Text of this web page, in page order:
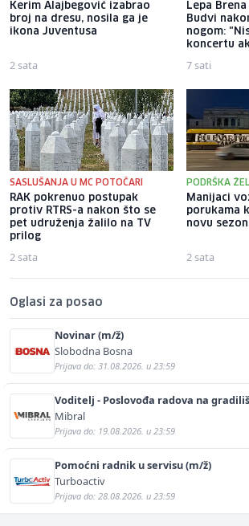
Kerim Alajbegović izabrao
broj na dresu, nosila ga je
ikona Juventusa
2 sata
Lepa
Budvi
nogom:
koncertu
7 sati
SASLUŠANJA U MC POTOČARI
RAK pokrenuo postupak
protiv RTRS-a nakon što se
pet udruženja žalilo na TV
prilog
2 sata
PODRŠKA
Manijaci
porukama
novu
2 sata
Oglasi za posao
Novinar (m/ž)
Slobodna Bosna
Prijava do: 31.08.2026. u 23:59
Voditelj - Poslovođa radova na
Mibral
Prijava do: 19.08.2026. u 23:59
Pomoćni radnik u servisu (m/ž)
Turboactiv
Prijava do: 28.08.2026. u 23:59